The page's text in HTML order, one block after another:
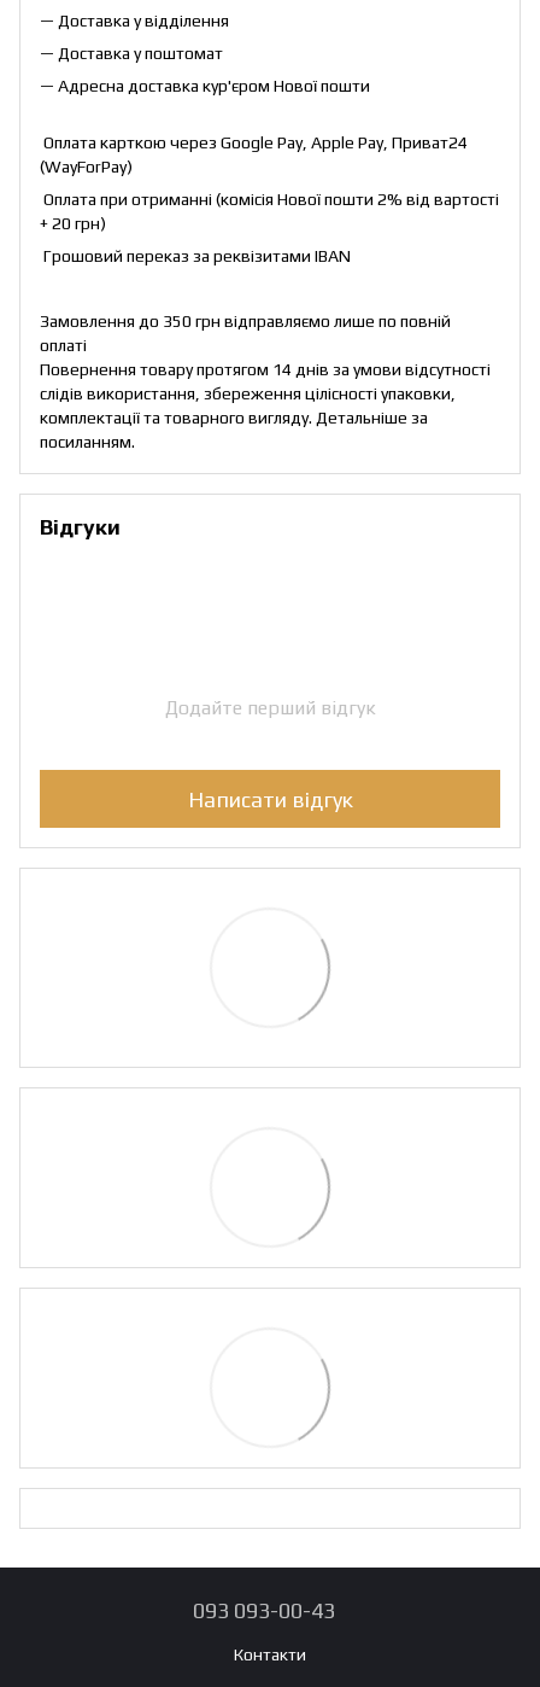
— Доставка у відділення
— Доставка у поштомат
— Адресна доставка кур'єром Нової пошти
Оплата карткою через Google Pay, Apple Pay, Приват24
(WayForPay)
Оплата при отриманні (комісія Нової пошти 2% від вартості
+ 20 грн)
Грошовий переказ за реквізитами IBAN
Замовлення до 350 грн відправляємо лише по повній
оплаті
Повернення товару протягом 14 днів за умови відсутності
слідів використання, збереження цілісності упаковки,
комплектації та товарного вигляду. Детальніше за
посиланням.
Відгуки
Додайте перший відгук
Написати відгук
093 093-00-43
Контакти